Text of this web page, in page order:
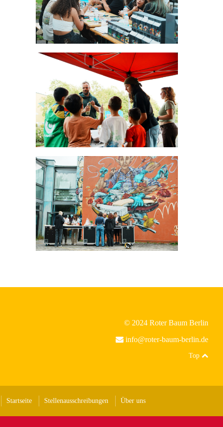
© 2024 Roter Baum Berlin
info@roter-baum-berlin.de
Top
Startseite Stellenausschreibungen Über uns